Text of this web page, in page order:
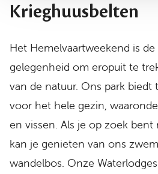
Krieghuusbelten
Het Hemelvaartweekend is
gelegenheid om eropuit te
van de natuur. Ons park biedt
voor het hele gezin,
en vissen. Als je op zoek bent
kan je genieten van ons
wandelbos. Onze